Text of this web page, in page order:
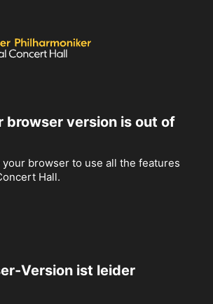
browser version is out of
your browser to use all the features
Hall.
Version ist leider